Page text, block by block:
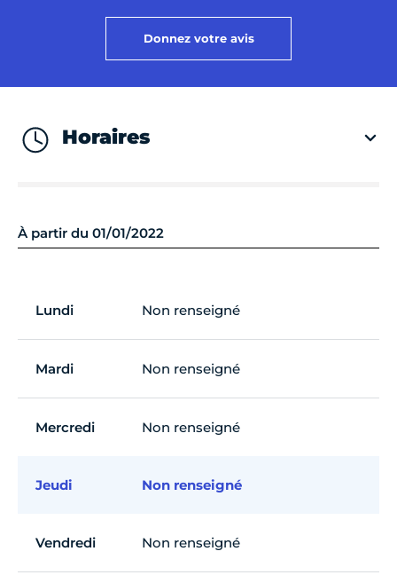
Donnez votre avis
Horaires
À partir du 01/01/2022
Lundi Non renseigné
Mardi Non renseigné
Mercredi Non renseigné
Jeudi Non renseigné
Vendredi Non renseigné